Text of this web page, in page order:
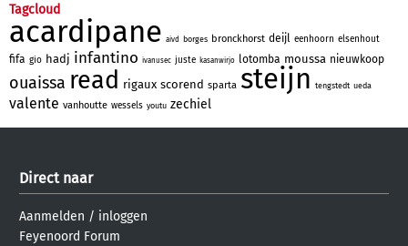
Tagcloud
acardipane aivd borges bronckhorst deijl eenhoorn elsenhout
fifa gio hadj infantino ivanusec juste kasanwirjo lotomba moussa nieuwkoop
ouaissa read rigaux scorend sparta steijn tengstedt ueda
valente vanhoutte wessels youtu zechiel
Direct naar
Aanmelden / inloggen
Feyenoord Forum